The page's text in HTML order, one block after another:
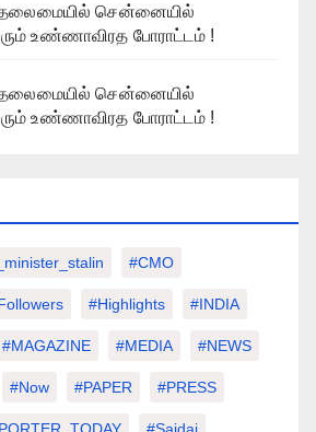
தலைமையில் சென்னையில்
உண்ணாவிரத போராட்டம் !
தலைமையில் சென்னையில்
உண்ணாவிரத போராட்டம் !
#CMO
#highlights #INDIA
#MAGAZINE #MEDIA #NEWS
#Now #PAPER #PRESS